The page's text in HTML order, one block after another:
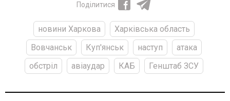
Поділитися
новини Харкова
Харківська область
Вовчанськ
Куп'янськ наступ
атака
обстріл
авіаудар КАБ Генштаб ЗСУ